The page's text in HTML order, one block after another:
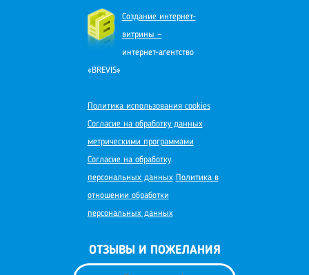
Создание интернет-
витрины —
интернет-агентство
«BREVIS»
Политика использования cookies
Согласие на обработку данных
метрическими программами
Согласие на обработку
персональных данных
Политика в
отношении обработки
персональных данных
ОТЗЫВЫ И ПОЖЕЛАНИЯ